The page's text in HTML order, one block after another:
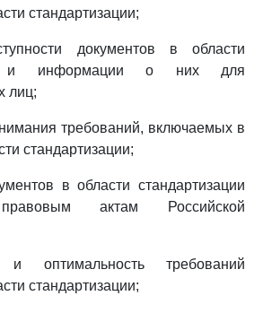
стандартизации;
документов в области
и информации о них для
лиц;
требований, включаемых в
стандартизации;
в области стандартизации
актам Российской
и оптимальность требований
стандартизации;